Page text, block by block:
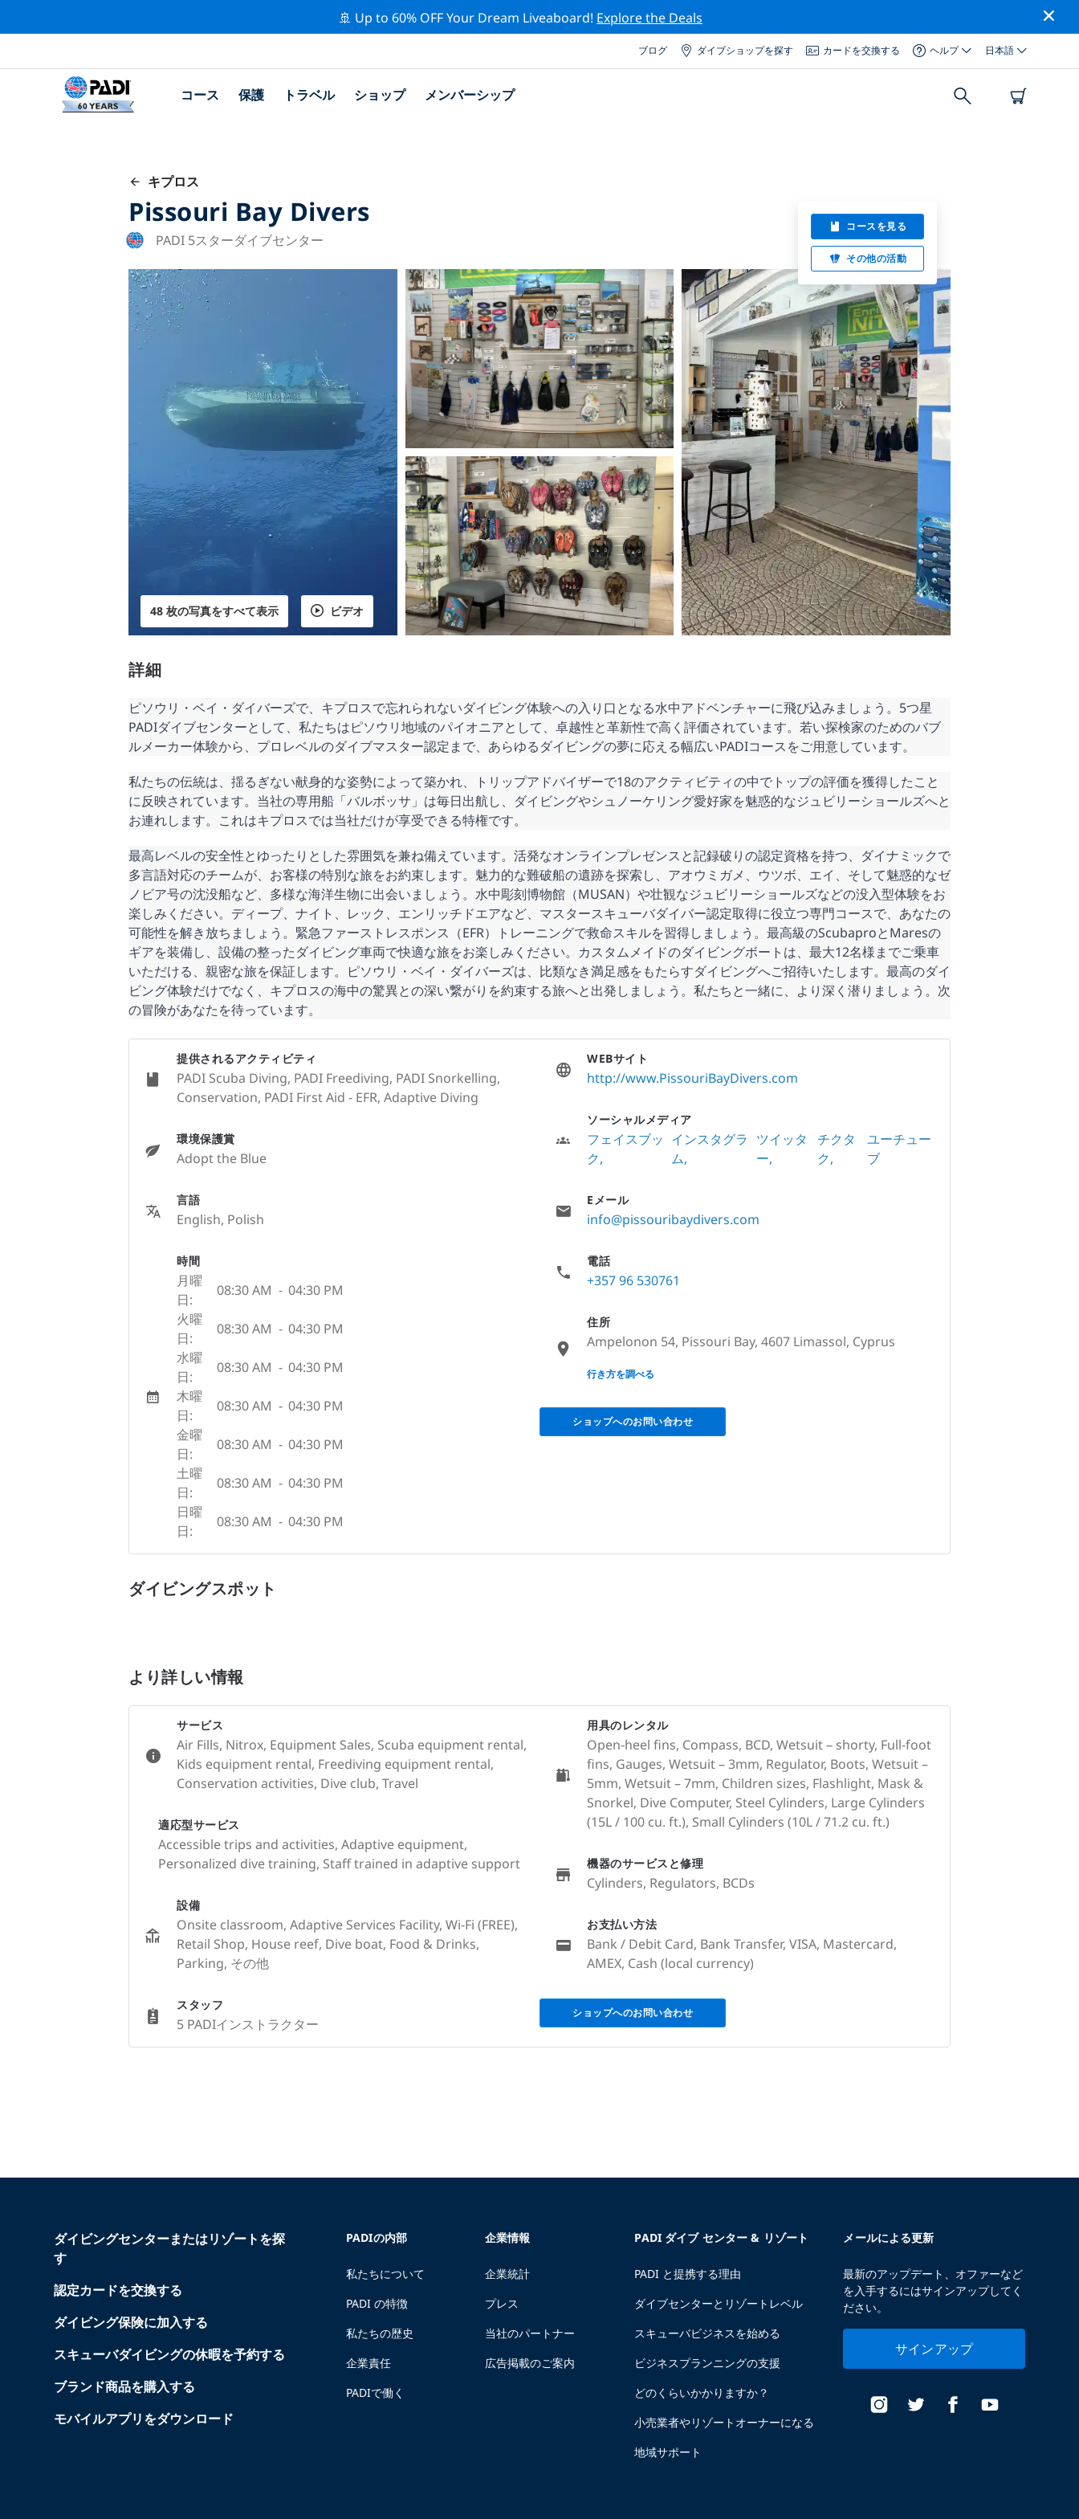
🚢 Up to 60% OFF Your Dream Liveaboard! Explore the Deals
ブログ ダイブショップを探す カードを交換する ヘルプ 日本語
コース 保護 トラベル ショップ メンバーシップ
キプロス
Pissouri Bay Divers
PADI 5スターダイブセンター
コースを見る
その他の活動
48 枚の写真をすべて表示 ビデオ
詳細
ピソウリ・ベイ・ダイバーズで、キプロスで忘れられないダイビング体験への入り口となる水中アドベンチャーに飛び込みましょう。5つ星
PADIダイブセンターとして、私たちはピソウリ地域のパイオニアとして、卓越性と革新性で高く評価されています。若い探検家のためのバブ
ルメーカー体験から、プロレベルのダイブマスター認定まで、あらゆるダイビングの夢に応える幅広いPADIコースをご用意しています。
私たちの伝統は、揺るぎない献身的な姿勢によって築かれ、トリップアドバイザーで18のアクティビティの中でトップの評価を獲得したこと
に反映されています。当社の専用船「バルボッサ」は毎日出航し、ダイビングやシュノーケリング愛好家を魅惑的なジュビリーショールズへと
お連れします。これはキプロスでは当社だけが享受できる特権です。
最高レベルの安全性とゆったりとした雰囲気を兼ね備えています。活発なオンラインプレゼンスと記録破りの認定資格を持つ、ダイナミックで
多言語対応のチームが、お客様の特別な旅をお約束します。魅力的な難破船の遺跡を探索し、アオウミガメ、ウツボ、エイ、そして魅惑的なゼ
ノビア号の沈没船など、多様な海洋生物に出会いましょう。水中彫刻博物館（MUSAN）や壮観なジュビリーショールズなどの没入型体験をお
楽しみください。ディープ、ナイト、レック、エンリッチドエアなど、マスタースキューバダイバー認定取得に役立つ専門コースで、あなたの
可能性を解き放ちましょう。緊急ファーストレスポンス（EFR）トレーニングで救命スキルを習得しましょう。最高級のScubaproとMaresの
ギアを装備し、設備の整ったダイビング車両で快適な旅をお楽しみください。カスタムメイドのダイビングボートは、最大12名様までご乗車
いただける、親密な旅を保証します。ピソウリ・ベイ・ダイバーズは、比類なき満足感をもたらすダイビングへご招待いたします。最高のダイ
ビング体験だけでなく、キプロスの海中の驚異との深い繋がりを約束する旅へと出発しましょう。私たちと一緒に、より深く潜りましょう。次
の冒険があなたを待っています。
提供されるアクティビティ
PADI Scuba Diving, PADI Freediving, PADI Snorkelling,
Conservation, PADI First Aid - EFR, Adaptive Diving
環境保護賞
Adopt the Blue
言語
English, Polish
時間
月曜
日:
08:30 AM - 04:30 PM
火曜
日:
08:30 AM - 04:30 PM
水曜
日:
08:30 AM - 04:30 PM
木曜
日:
08:30 AM - 04:30 PM
金曜
日:
08:30 AM - 04:30 PM
土曜
日:
08:30 AM - 04:30 PM
日曜
日:
08:30 AM - 04:30 PM
WEBサイト
http://www.PissouriBayDivers.com
ソーシャルメディア
フェイスブッ
ク
インスタグラ
ム
ツイッタ
ー
チクタ
ク
ユーチュー
ブ
Eメール
info@pissouribaydivers.com
電話
+357 96 530761
住所
Ampelonon 54, Pissouri Bay, 4607 Limassol, Cyprus
None
行き方を調べる
ショップへのお問い合わせ
ダイビングスポット
より詳しい情報
サービス
Air Fills, Nitrox, Equipment Sales, Scuba equipment rental,
Kids equipment rental, Freediving equipment rental,
Conservation activities, Dive club, Travel
適応型サービス
Accessible trips and activities, Adaptive equipment,
Personalized dive training, Staff trained in adaptive support
設備
Onsite classroom, Adaptive Services Facility, Wi-Fi (FREE),
Retail Shop, House reef, Dive boat, Food & Drinks,
Parking, その他
スタッフ
5 PADIインストラクター
用具のレンタル
Open-heel fins, Compass, BCD, Wetsuit – shorty, Full-foot
fins, Gauges, Wetsuit – 3mm, Regulator, Boots, Wetsuit –
5mm, Wetsuit – 7mm, Children sizes, Flashlight, Mask &
Snorkel, Dive Computer, Steel Cylinders, Large Cylinders
(15L / 100 cu. ft.), Small Cylinders (10L / 71.2 cu. ft.)
機器のサービスと修理
Cylinders, Regulators, BCDs
お支払い方法
Bank / Debit Card, Bank Transfer, VISA, Mastercard,
AMEX, Cash (local currency)
ショップへのお問い合わせ
ダイビングセンターまたはリゾートを探
す
認定カードを交換する
ダイビング保険に加入する
スキューバダイビングの休暇を予約する
ブランド商品を購入する
モバイルアプリをダウンロード
PADIの内部
私たちについて
PADI の特徴
私たちの歴史
企業責任
PADIで働く
企業情報
企業統計
プレス
当社のパートナー
広告掲載のご案内
PADI ダイブ センター & リゾート
PADI と提携する理由
ダイブセンターとリゾートレベル
スキューバビジネスを始める
ビジネスプランニングの支援
どのくらいかかりますか？
小売業者やリゾートオーナーになる
地域サポート
メールによる更新
最新のアップデート、オファーなど
を入手するにはサインアップしてく
ださい。
サインアップ